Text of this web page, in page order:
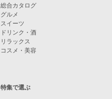
総合カタログ
グルメ
スイーツ
ドリンク・酒
リラックス
コスメ・美容
特集で選ぶ